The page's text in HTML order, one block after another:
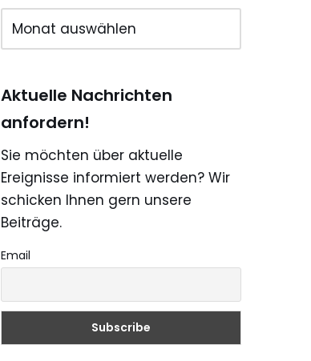
Aktuelle Nachrichten
anfordern!
Sie möchten über aktuelle
Ereignisse informiert werden? Wir
schicken Ihnen gern unsere
Beiträge.
Email